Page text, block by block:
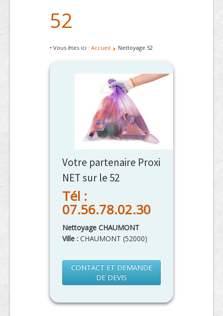
52
• Vous êtes ici : Accueil Nettoyage 52
Votre partenaire Proxi
NET sur le 52
Tél :
07.56.78.02.30
Nettoyage CHAUMONT
Ville : CHAUMONT (52000)
CONTACT ET DEMANDE
DE DEVIS